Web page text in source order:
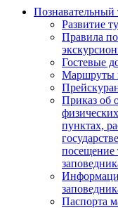
Познавательный
Развитие
Правила
Гостевые
Маршруты
Приказ об
пунктах,
посещение
Паспорта